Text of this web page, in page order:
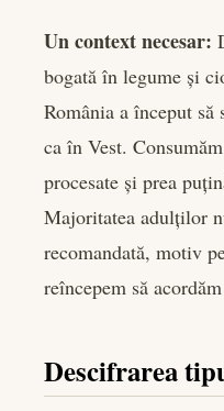
Un context necesar:
bogată în legume și
România a început să
ca în Vest.
procesate și prea
Majoritatea adulților
recomandată, motiv
reîncepem să
Descifrarea